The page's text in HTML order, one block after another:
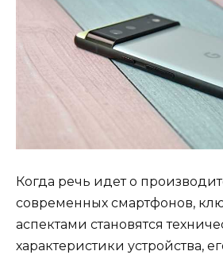
Когда речь идет о
современных смартфонов,
аспектами становятся
характеристики устройства,